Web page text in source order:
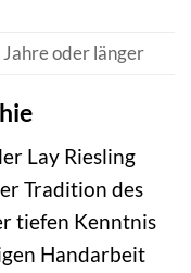
Jahre oder länger
Lay Riesling
Tradition des
tiefen Kenntnis
Handarbeit